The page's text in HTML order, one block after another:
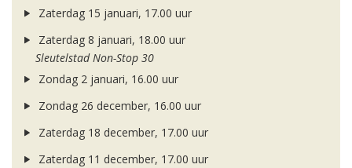
Zaterdag 15 januari, 17.00 uur
Zaterdag 8 januari, 18.00 uur
Sleutelstad Non-Stop 30
Zondag 2 januari, 16.00 uur
Zondag 26 december, 16.00 uur
Zaterdag 18 december, 17.00 uur
Zaterdag 11 december, 17.00 uur